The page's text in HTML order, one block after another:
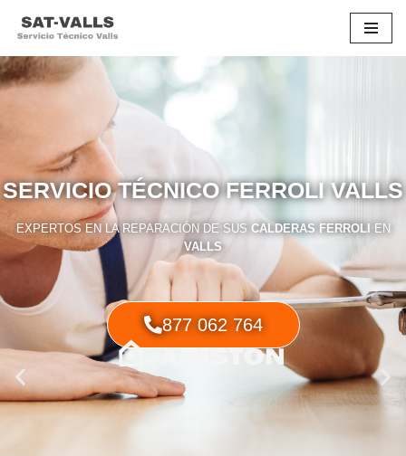
al
contenido
SERVICIO TÉCNICO FERROLI VALLS
EXPERTOS EN LA REPARACIÓN DE SUS CALDERAS FERROLI
EN
VALLS
877 062 764